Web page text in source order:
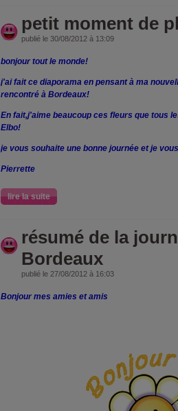
petit moment de
publié le 30/08/2012 à 13:09
bonjour tout le monde!
j'ai fait ce diaporama en pensant à ma
rencontré à Bordeaux!
En fait,j'aime beaucoup ces fleurs que tous
Elbo!
je vous souhaite une bonne journée et je
Pierrette
lire la suite
résumé de la
Bordeaux
publié le 27/08/2012 à 16:03
Bonjour mes amies et amis